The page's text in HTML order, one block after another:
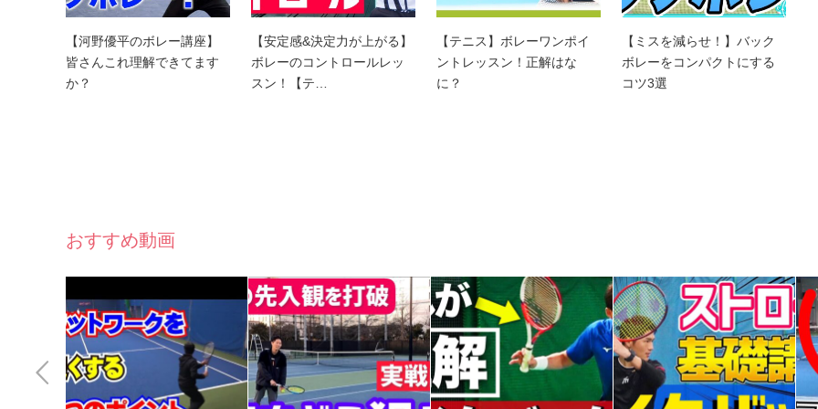
【河野優平のボレー講座】
皆さんこれ理解できてます
か？
【安定感&決定力が上がる】
ボレーのコントロールレッ
スン！【テ…
【テニス】ボレーワンポイ
ントレッスン！正解はな
に？
【ミスを減らせ！】バック
ボレーをコンパクトにする
コツ3選
おすすめ動画